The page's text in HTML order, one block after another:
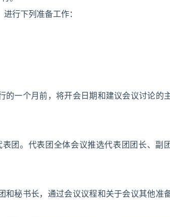
行下列准备工作：
的一个月前，将开会日期和建议会议讨论的
团。代表团全体会议推选代表团团长、副
和秘书长，通过会议议程和关于会议其他准